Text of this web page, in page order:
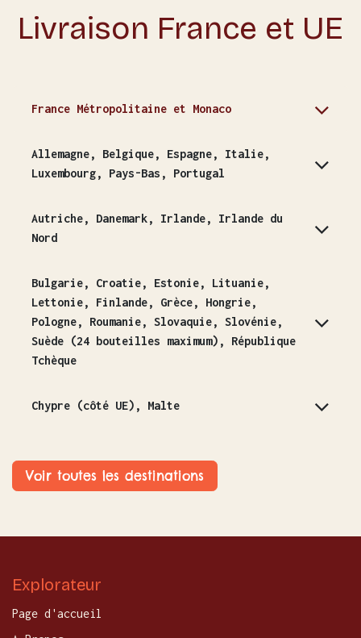
Livraison France et UE
France Métropolitaine et Monaco
Allemagne, Belgique, Espagne, Italie,
Luxembourg, Pays-Bas, Portugal
Autriche, Danemark, Irlande, Irlande du
Nord
Bulgarie, Croatie, Estonie, Lituanie,
Lettonie, Finlande, Grèce, Hongrie,
Pologne, Roumanie, Slovaquie, Slovénie,
Suède (24 bouteilles maximum), République
Tchèque
Chypre (côté UE), Malte
Voir toutes les destinations
Explorateur
Page d'accueil